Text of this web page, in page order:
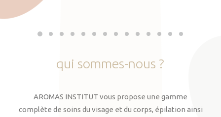
qui sommes-nous ?
AROMAS INSTITUT vous propose une gamme
complète de soins du visage et du corps, épilation ainsi